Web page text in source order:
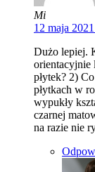
Mi
12 maja
Dużo lepiej.
orientacyjnie
płytek? 2)
płytkach w
wypukły
czarnej
na razie nie